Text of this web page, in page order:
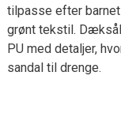
tilpasse efter
grønt tekstil.
PU med detaljer,
sandal til drenge.